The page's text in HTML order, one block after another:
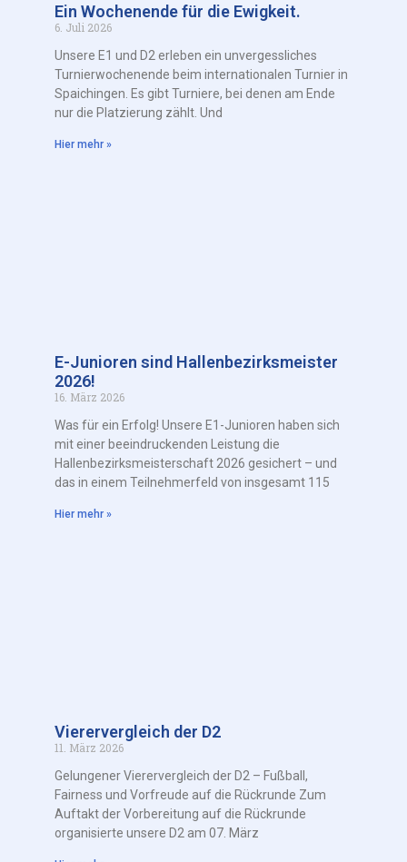
Ein Wochenende für die Ewigkeit.
6. Juli 2026
Unsere E1 und D2 erleben ein unvergessliches
Turnierwochenende beim internationalen Turnier in
Spaichingen. Es gibt Turniere, bei denen am Ende
nur die Platzierung zählt. Und
Hier mehr »
E-Junioren sind Hallenbezirksmeister
2026!
16. März 2026
Was für ein Erfolg! Unsere E1-Junioren haben sich
mit einer beeindruckenden Leistung die
Hallenbezirksmeisterschaft 2026 gesichert – und
das in einem Teilnehmerfeld von insgesamt 115
Hier mehr »
Vierervergleich der D2
11. März 2026
Gelungener Vierervergleich der D2 – Fußball,
Fairness und Vorfreude auf die Rückrunde Zum
Auftakt der Vorbereitung auf die Rückrunde
organisierte unsere D2 am 07. März